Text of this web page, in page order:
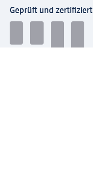
Geprüft und zertifiziert